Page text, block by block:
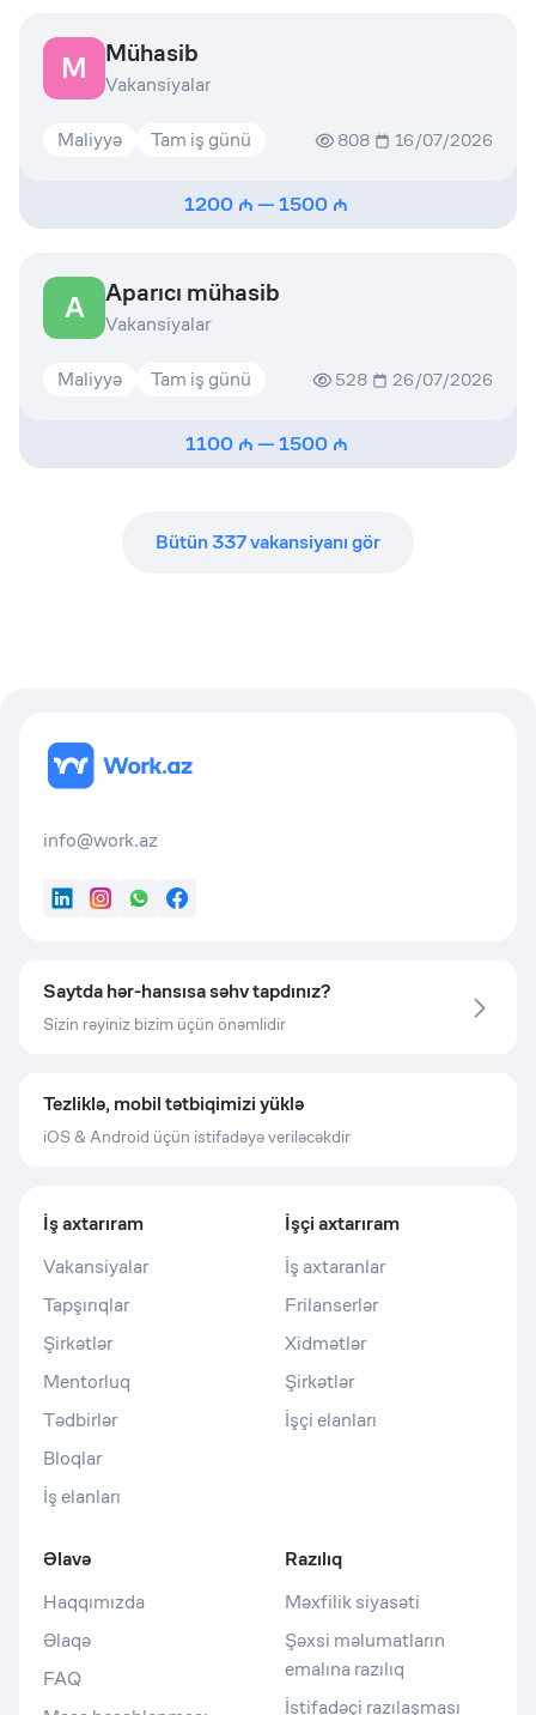
M Mühasib
Vakansiyalar
Maliyyə Tam iş günü 808 16/07/2026
1200 —1500
A Aparıcı mühasib
Vakansiyalar
Maliyyə Tam iş günü 528 26/07/2026
1100 —1500
Bütün337vakansiyanı gör
info@work.az
LinkedInInstagram
WhatsApp
Facebook
Saytda hər-hansısa səhv tapdınız?
Sizin rəyiniz bizim üçün önəmlidir
Tezliklə, mobil tətbiqimizi yüklə
iOS & Android üçün istifadəyə veriləcəkdir
İş axtarıram
Vakansiyalar
Tapşırıqlar
Şirkətlər
Mentorluq
Tədbirlər
Bloqlar
İş elanları
İşçi axtarıram
İş axtaranlar
Frilanserlər
Xidmətlər
Şirkətlər
İşçi elanları
Əlavə
Haqqımızda
Əlaqə
FAQ
Razılıq
Məxfilik siyasəti
Şəxsi məlumatların
emalına razılıq
İstifadəçi razılaşması